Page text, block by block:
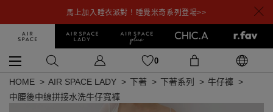
馬上加入睡衣派對！睡覺米奇系列登場>>
0
HOME AIR SPACE LADY 下著 下著系列
牛仔褲
中腰後中線拼接水洗牛仔寬褲